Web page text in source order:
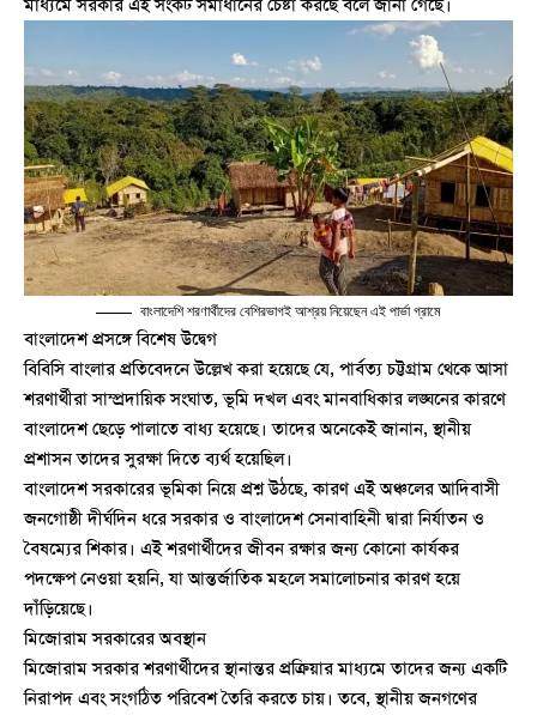
মাধ্যমে সরকার এই সংকট সমাধানের চেষ্টা করছে বলে জানা গেছে।
বাংলাদেশি শরণার্থীদের বেশিরভাগই আশ্রয় নিয়েছেন এই পার্ভা গ্রামে
বাংলাদেশ প্রসঙ্গে বিশেষ উদ্বেগ
বিবিসি বাংলার প্রতিবেদনে উল্লেখ করা হয়েছে যে, পার্বত্য চট্টগ্রাম থেকে আসা
শরণার্থীরা সাম্প্রদায়িক সংঘাত, ভূমি দখল এবং মানবাধিকার লঙ্ঘনের কারণে
বাংলাদেশ ছেড়ে পালাতে বাধ্য হয়েছে। তাদের অনেকেই জানান, স্থানীয়
প্রশাসন তাদের সুরক্ষা দিতে ব্যর্থ হয়েছিল।
বাংলাদেশ সরকারের ভূমিকা নিয়ে প্রশ্ন উঠছে, কারণ এই অঞ্চলের আদিবাসী
জনগোষ্ঠী দীর্ঘদিন ধরে সরকার ও বাংলাদেশ সেনাবাহিনী দ্বারা নির্যাতন ও
বৈষম্যের শিকার। এই শরণার্থীদের জীবন রক্ষার জন্য কোনো কার্যকর
পদক্ষেপ নেওয়া হয়নি, যা আন্তর্জাতিক মহলে সমালোচনার কারণ হয়ে
দাঁড়িয়েছে।
মিজোরাম সরকারের অবস্থান
মিজোরাম সরকার শরণার্থীদের স্থানান্তর প্রক্রিয়ার মাধ্যমে তাদের জন্য একটি
নিরাপদ এবং সংগঠিত পরিবেশ তৈরি করতে চায়। তবে, স্থানীয় জনগণের